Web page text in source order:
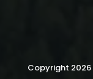
Copyright 2026